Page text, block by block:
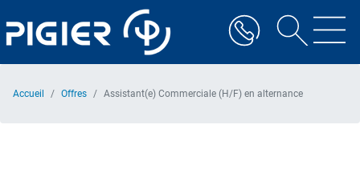
au
contenu
Accueil Offres Assistant(e) Commerciale (H/F) en alternance